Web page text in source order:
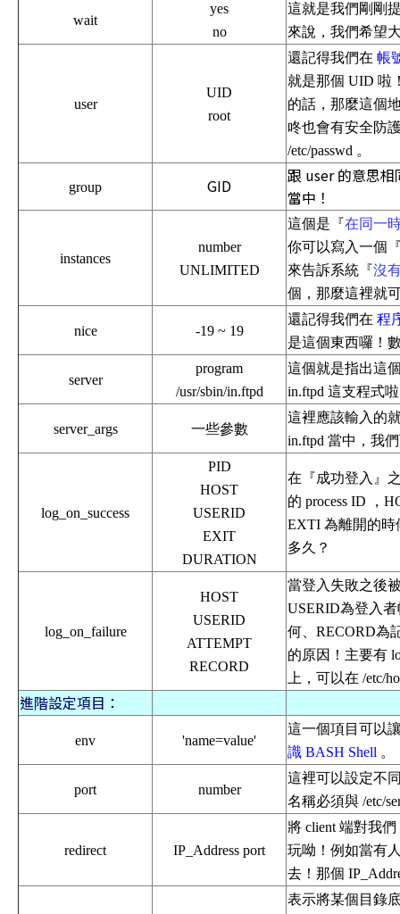
wait
yes
no
這就是我們剛剛
來說，我們希望
user
UID
root
還記得我們在 帳
就是那個 UID 啦
的話，那麼這個
咚也會有安全防
/etc/passwd 。
group GID
跟 user 的意思
當中！
instances
number
UNLIMITED
這個是『在同一
你可以寫入一個
來告訴系統『沒
個，那麼這裡就
nice -19 ~ 19
還記得我們在 程
是這個東西囉！
server
program
/usr/sbin/in.ftpd
這個就是指出這
in.ftpd 這支程式
server_args 一些參數
這裡應該輸入的
in.ftpd 當中，我
log_on_success
PID
HOST
USERID
EXIT
DURATION
在『成功登入』
的 process ID ，
EXTI 為離開的時
多久？
log_on_failure
HOST
USERID
ATTEMPT
RECORD
當登入失敗之後
USERID為登入
何、RECORD為
的原因！主要有
上，可以在 /etc/
進階設定項目：
env 'name=value'
這一個項目可以
識 BASH Shell 。
port number
這裡可以設定不
名稱必須與 /etc/
redirect IP_Address port
將 client 端對我
玩呦！例如當有
去！那個
表示將某個目錄